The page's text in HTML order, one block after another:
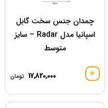
چمدان جنس سخت گابل
اسپانیا مدل Radar – سایز
متوسط
17,820,000 تومان